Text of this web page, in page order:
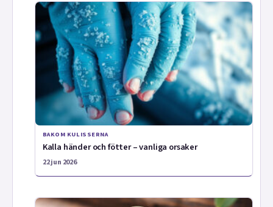
BAKOM KULISSERNA
Kalla händer och fötter – vanliga orsaker
22 jun 2026